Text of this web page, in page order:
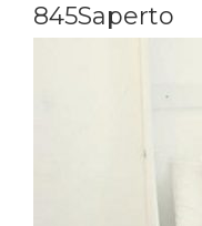
845Saperto